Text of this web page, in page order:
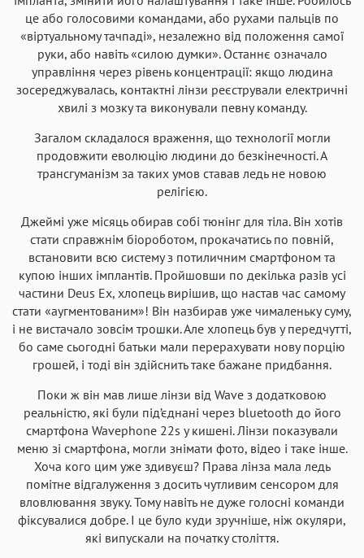
це або голосовими командами, або рухами пальців по
«віртуальному тачпаді», незалежно від положення самої
руки, або навіть «силою думки». Останнє означало
управління через рівень концентрації: якщо людина
зосереджувалась, контактні лінзи реєстрували електричні
хвилі з мозку та виконували певну команду.
Загалом складалося враження, що технології могли
продовжити еволюцію людини до безкінечності. А
трансгуманізм за таких умов ставав ледь не новою
релігією.
Джеймі уже місяць обирав собі тюнінг для тіла. Він хотів
стати справжнім біороботом, прокачатись по повній,
встановити всю систему з потиличним смартфоном та
купою інших імплантів. Пройшовши по декілька разів усі
частини Deus Ex, хлопець вирішив, що настав час самому
стати «аугментованим»! Він назбирав уже чималеньку суму,
і не вистачало зовсім трошки. Але хлопець був у передчутті,
бо саме сьогодні батьки мали перерахувати нову порцію
грошей, і тоді він здійснить таке бажане придбання.
Поки ж він мав лише лінзи від Wave з додатковою
реальністю, які були під’єднані через bluetooth до його
смартфона Wavephone 22s у кишені. Лінзи показували
меню зі смартфона, могли знімати фото, відео і таке інше.
Хоча кого цим уже здивуєш? Права лінза мала ледь
помітне відгалуження з досить чутливим сенсором для
вловлювання звуку. Тому навіть не дуже голосні команди
фіксувалися добре. І це було куди зручніше, ніж окуляри,
які випускали на початку століття.